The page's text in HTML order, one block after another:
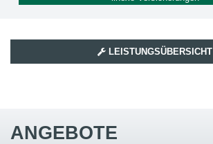
LEISTUNGSÜBERSICHT
ANGEBOTE